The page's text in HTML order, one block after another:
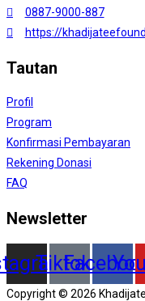
0887-9000-887
https://
Tautan
Profil
Program
Konfirmasi Pembayaran
Rekening Donasi
FAQ
Newsletter
Tiktok
Copyright © 2026